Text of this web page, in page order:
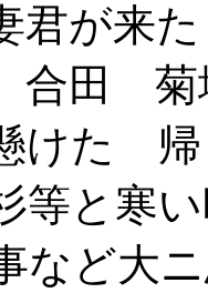
君が来
合田 菊
けた 帰
と寒
など大